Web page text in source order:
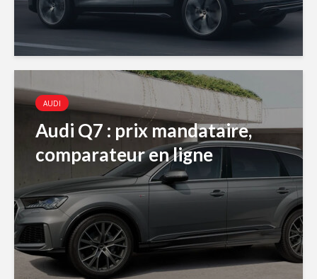
AUDI
Audi Q7 : prix mandataire,
comparateur en ligne